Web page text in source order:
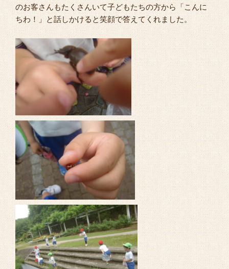
のお客さんもたくさんいて子どもたちの方から「こんに
ちわ！」と話しかけると笑顔で答えてくれました。